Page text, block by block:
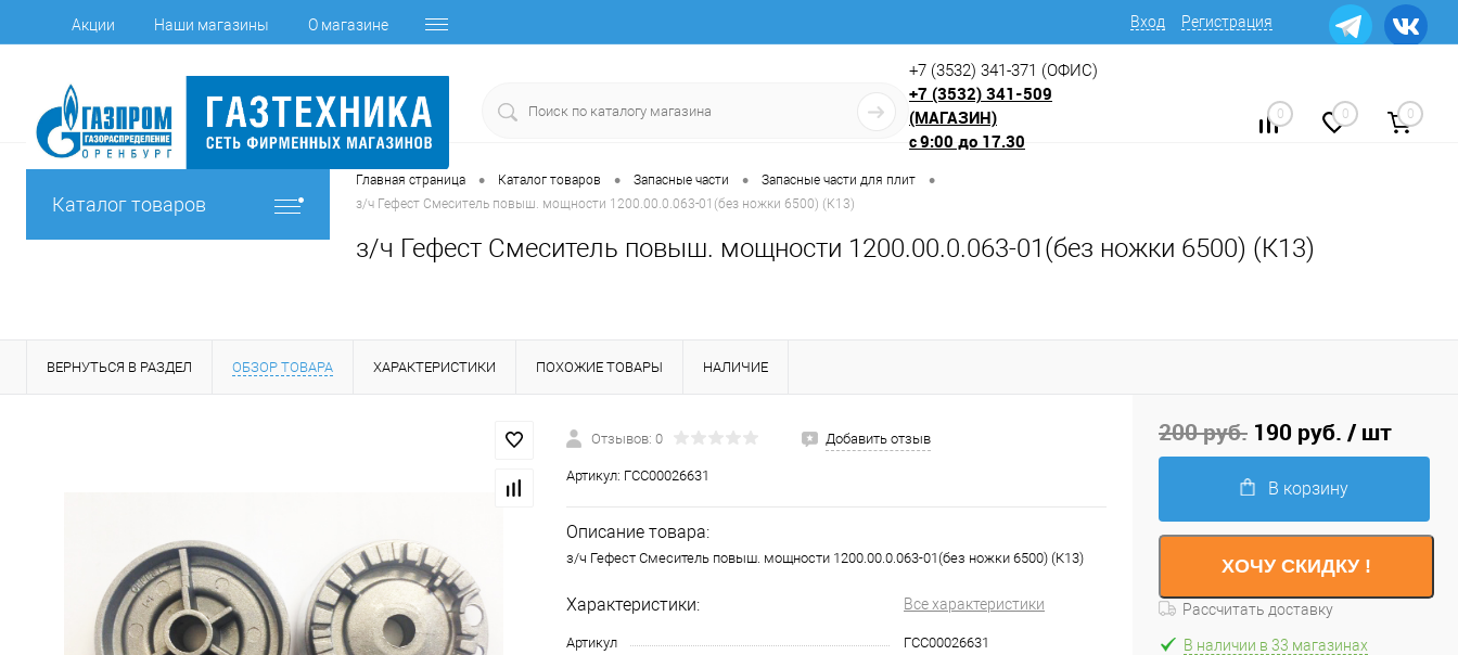
Акции Наши магазины О магазине Вход Регистрация
+7 (3532) 341-371 (ОФИС)
+7 (3532) 341-509
(МАГАЗИН)
с9:00 до 17.30
0 0 0
Каталог товаров
Главная страница • Каталог товаров • Запасные части • Запасные части для плит •
з/ч Гефест Смеситель повыш. мощности 1200.00.0.063-01(без ножки 6500) (К13)
з/ч Гефест Смеситель повыш. мощности 1200.00.0.063-01(без ножки 6500) (К13)
ВЕРНУТЬСЯ В РАЗДЕЛ ОБЗОР ТОВАРА ХАРАКТЕРИСТИКИ ПОХОЖИЕ ТОВАРЫ НАЛИЧИЕ
Отзывов: 0 Добавить отзыв
Артикул: ГСС00026631
Описание товара:
з/ч Гефест Смеситель повыш. мощности 1200.00.0.063-01(без ножки 6500) (К13)
Характеристики: Все характеристики
Артикул
ГСС00026631
200 руб. 190 руб. / шт
В корзину
ХОЧУ СКИДКУ !
Рассчитать доставку
В наличии в 33 магазинах